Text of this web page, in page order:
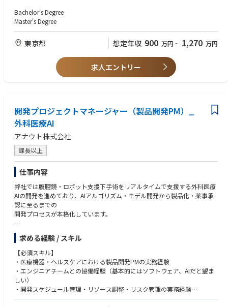
用されている状態を確保する。
共同販促パートナー企業との窓口業務および管理を担う。
販売提携先のプロセスが求める基準と整合していることを確保する。
社員に対して質の高いトレーニングを提供する。
レビューガバナンスに関する新たな仕組み、システム、およびプロセスを
提案・構築する。
厚生労働省の最新ガイドラインに関する対応など、直面する課題を管理し
オペレーションマネジメントリードと、メディカルオペレーション部長を
支援する。
オペレーションマネジメントリードの指示および優先順位付けのもとで業
務を遂行し、CCCレビュー業務の提供を維持しながら、各種ガバナンス活
動を実行する。
監督部門および関連ガバナンス部門と密接に連携し、組織全体におけるレ
ビューガバナンスプロセスの整合性、監査対応体制、およびリスク低減を
確保する。
CCC関連のレビューガバナンスに関する監査・査察対応（社内・社外）の
中心窓口として機能し、証憑資料の準備および対応調整を行う。
レビューガバナンス上の指摘事項に対するCAPA（是正・予防措置）サイ
クル全体を主導し、根本原因分析、是正措置および予防措置の策定・実
施、効果の検証などを実施する。また、その進捗状況をオペレーションマ
る。
KPI（レビュー件数、レビューサイクル所要期間、コンプライアンス状況
等）の分析を通じて継続的改善を推進する。分析結果を標準化テンプレー
ト、チェックリスト、申請者・レビュアー向けトレーニング内容へ反映す
る。
Medical部門および関連部門に対して、コンプライアンスを確保しながら
効率的にメディカル活動を計画・実施するための助言を提供し、レビュー
Bachelor's Degree
Master's Degree
東京都 想定年収 900 万円 ~ 1,270 万円
求人エントリー
開発プロジェクトマネージャー（製品開発PM）_
外科医療AI
アナウト株式会社
課長以上
仕事内容
弊社では腹腔鏡・ロボット支援下手術をリアルタイムで支援する外科医療
AIの開発を進めており、AIアルゴリズム・モデル開発から製品化・薬事承
認に至るまでの
開発プロセスが本格化しています。
開発規模の拡大にともない、エンジニアチームを中心にスケジュール・リ
ソース・品質・薬事対応を一気通貫で推進できる開発PMの必要性が高ま
っており、今回の募集に至りました。
■ 業務内容
・AIアルゴリズム・モデル開発・製品開発における開発スケジュール・マ
イルストーンの策定と管理
求める経験 / スキル
【必須スキル】
・医療機器・ヘルスケアにおける製品開発PMの実務経験
・エンジニアチームとの協働経験（基本的にはソフトウェア、AIだと望ま
しい）
・開発スケジュール管理・リソース調整・リスク管理の実務経験
・品質保証・薬事プロセスの基礎知識